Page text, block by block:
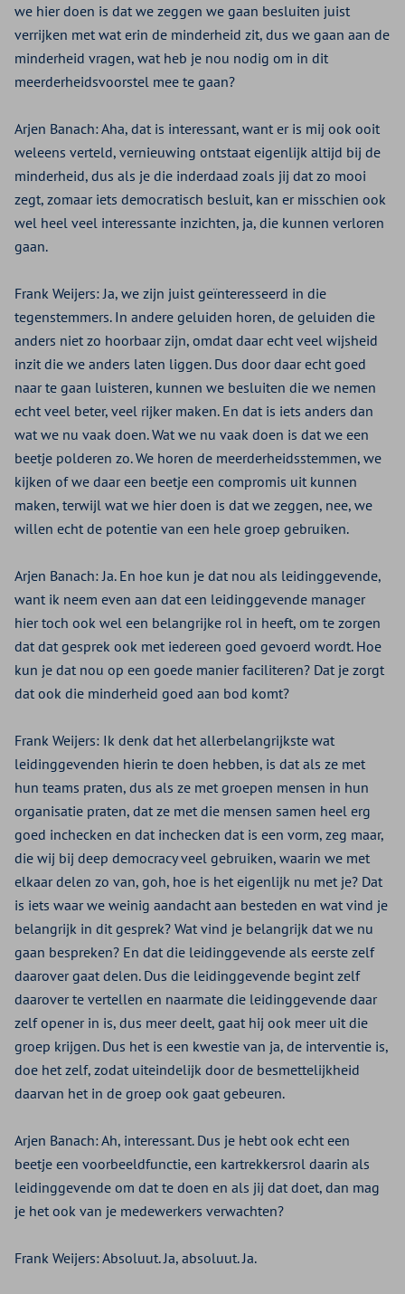
we hier doen is dat we zeggen we gaan besluiten juist
verrijken met wat erin de minderheid zit, dus we gaan aan de
minderheid vragen, wat heb je nou nodig om in dit
meerderheidsvoorstel mee te gaan?
Arjen Banach:Aha, dat is interessant, want er is mij ook ooit
weleens verteld, vernieuwing ontstaat eigenlijk altijd bij de
minderheid, dus als je die inderdaad zoals jij dat zo mooi
zegt, zomaar iets democratisch besluit, kan er misschien ook
wel heel veel interessante inzichten, ja, die kunnen verloren
gaan.
Frank Weijers: Ja, we zijn juist geïnteresseerd in die
tegenstemmers. In andere geluiden horen, de geluiden die
anders niet zo hoorbaar zijn, omdat daar echt veel wijsheid
inzit die we anders laten liggen. Dus door daar echt goed
naar te gaan luisteren, kunnen we besluiten die we nemen
echt veel beter, veel rijker maken. En dat is iets anders dan
wat we nu vaak doen. Wat we nu vaak doen is dat we een
beetje polderen zo. We horen de meerderheidsstemmen, we
kijken of we daar een beetje een compromis uit kunnen
maken, terwijl wat we hier doen is dat we zeggen, nee, we
willen echt de potentie van een hele groep gebruiken.
Arjen Banach: Ja. En hoe kun je dat nou als leidinggevende,
want ik neem even aan dat een leidinggevende manager
hier toch ook wel een belangrijke rol in heeft, om te zorgen
dat dat gesprek ook met iedereen goed gevoerd wordt. Hoe
kun je dat nou op een goede manier faciliteren? Dat je zorgt
dat ook die minderheid goed aan bod komt?
Frank Weijers: Ik denk dat het allerbelangrijkste wat
leidinggevenden hierin te doen hebben, is dat als ze met
hun teams praten, dus als ze met groepen mensen in hun
organisatie praten, dat ze met die mensen samen heel erg
goed inchecken en dat inchecken dat is een vorm, zeg maar,
die wij bij deep democracy veel gebruiken, waarin we met
elkaar delen zo van, goh, hoe is het eigenlijk nu met je? Dat
is iets waar we weinig aandacht aan besteden en wat vind je
belangrijk in dit gesprek? Wat vind je belangrijk dat we nu
gaan bespreken? En dat die leidinggevende als eerste zelf
daarover gaat delen. Dus die leidinggevende begint zelf
daarover te vertellen en naarmate die leidinggevende daar
zelf opener in is, dus meer deelt, gaat hij ook meer uit die
groep krijgen. Dus het is een kwestie van ja, de interventie is,
doe het zelf, zodat uiteindelijk door de besmettelijkheid
daarvan het in de groep ook gaat gebeuren.
Arjen Banach:Ah, interessant. Dus je hebt ook echt een
beetje een voorbeeldfunctie, een kartrekkersrol daarin als
leidinggevende om dat te doen en als jij dat doet, dan mag
je het ook van je medewerkers verwachten?
Frank Weijers:Absoluut. Ja, absoluut. Ja.